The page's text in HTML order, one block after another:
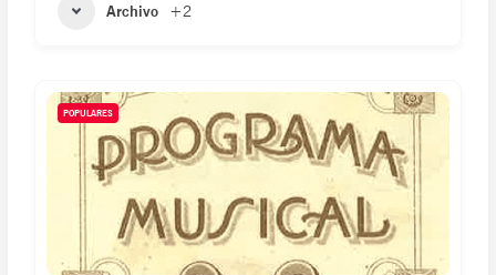
Archivo +2
POPULARES